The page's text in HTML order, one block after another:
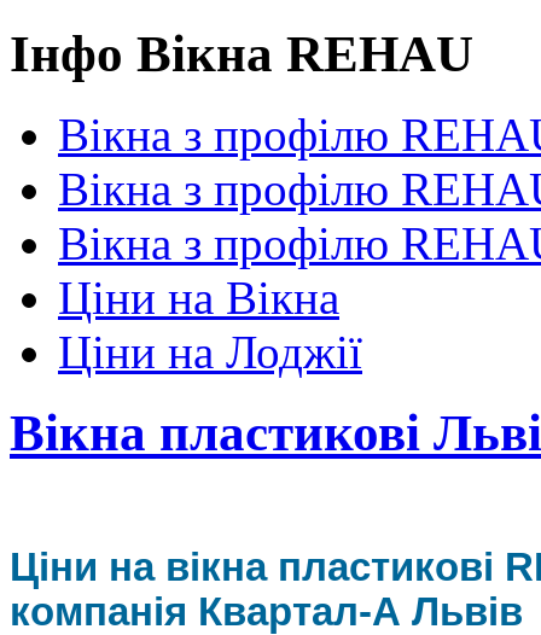
Інфо Вікна REHAU
Вікна з профілю
Вікна з профілю
Вікна з профілю
Ціни на Вікна
Ціни на Лоджії
Вікна пластикові
Ціни на вікна пластикові
компанія Квартал-А